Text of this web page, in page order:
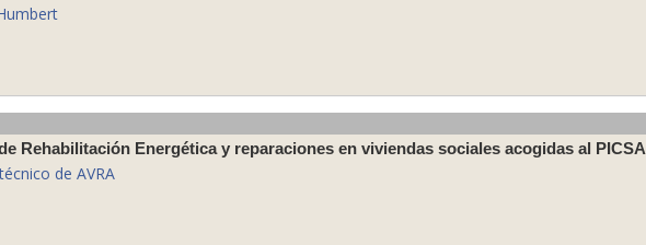
Rehabilitación Energética y reparaciones en viviendas sociales acogidas al PICSA
de AVRA